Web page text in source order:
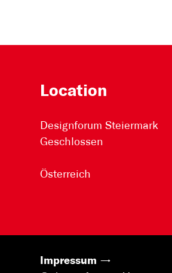
Location
Designforum Steiermark
Geschlossen
Österreich
Impressum